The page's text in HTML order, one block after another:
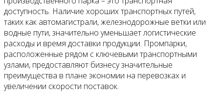
доступность. Наличие хороших транспортных путей,
таких как автомагистрали, железнодорожные ветки или
водные пути, значительно уменьшает логистические
расходы и время доставки продукции. Промпарки,
расположенные рядом с ключевыми транспортными
узлами, предоставляют бизнесу значительные
преимущества в плане экономии на перевозках и
увеличении скорости поставок.